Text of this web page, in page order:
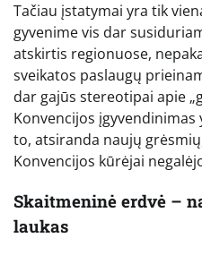
Tačiau įstatymai yra tik
gyvenime vis dar
atskirtis regionuose,
sveikatos paslaugų
dar gajūs stereotipai apie
Konvencijos
to, atsiranda naujų
Konvencijos kūrėjai
Skaitmeninė erdvė –
laukas